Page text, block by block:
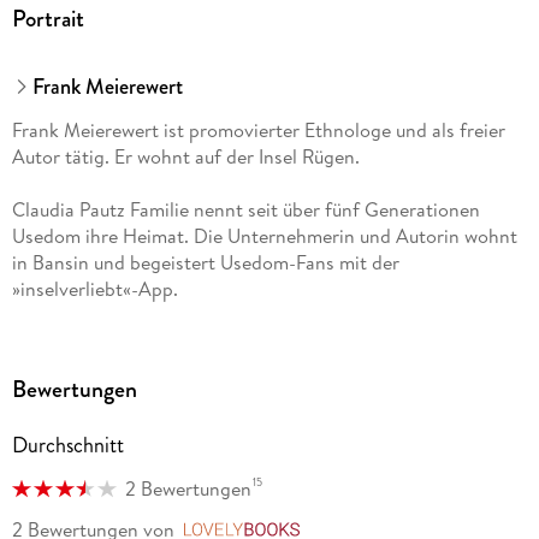
Portrait
Frank Meierewert
Frank Meierewert ist promovierter Ethnologe und als freier
Autor tätig. Er wohnt auf der Insel Rügen.
Claudia Pautz Familie nennt seit über fünf Generationen
Usedom ihre Heimat. Die Unternehmerin und Autorin wohnt
in Bansin und begeistert Usedom-Fans mit der
»inselverliebt«-App.
auch abseits bekannter Schlaglichter.
Frank Meierewert ist promovierter Ethnologe und als freier
Autor tätig. Er wohnt auf der Insel Rügen.
Claudia Pautz Familie nennt seit über fünf Generationen
Bewertungen
Durchschnitt
2 Bewertungen15
2 Bewertungen von